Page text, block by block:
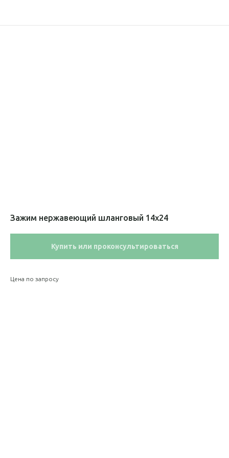
Зажим нержавеющий шланговый 14х24
Купить или проконсультироваться
Цена по запросу